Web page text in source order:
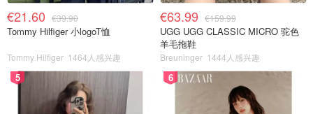
€21.60 €39.90
Tommy Hilfiger 小logoT恤
Tommy Hilfiger 1464人感兴趣
€63.99 €159.99
UGG UGG CLASSIC MICRO 驼色
羊毛拖鞋
Breuninger 1444人感兴趣
5 6